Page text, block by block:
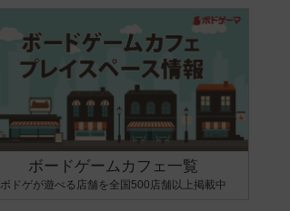
ボードゲームカフェ一覧
ボドゲが遊べる店舗を全国500店舗以上掲載中